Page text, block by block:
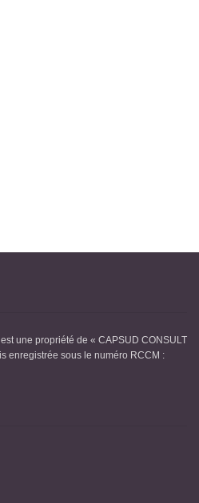
une propriété de « CAPSUD CONSULT
enregistrée sous le numéro RCCM :